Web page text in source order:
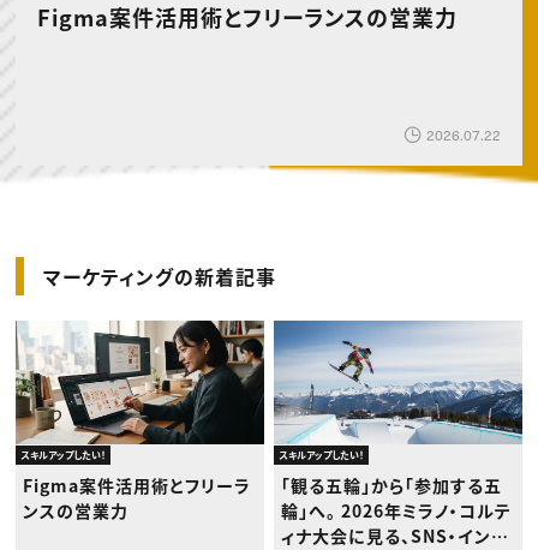
Figma案件活用術とフリーランスの営業力
2026.07.22
マーケティングの新着記事
スキルアップしたい！
Figma案件活用術とフリーラ
ンスの営業力
スキルアップしたい！
「観る五輪」から「参加する五
輪」へ。 2026年ミラノ・コルテ
ィナ大会に見る、SNS・インフ